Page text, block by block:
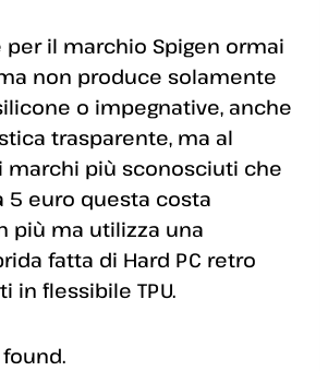
il marchio Spigen ormai
non produce solamente
o impegnative, anche
trasparente, ma al
marchi più sconosciuti che
5 euro questa costa
più ma utilizza una
fatta di Hard PC retro
in flessibile TPU.